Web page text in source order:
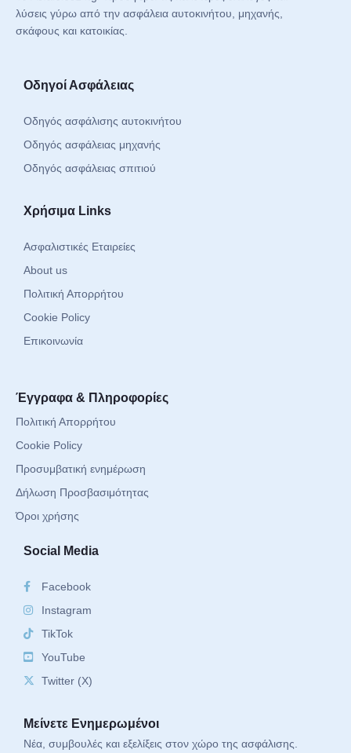
λύσεις γύρω από την ασφάλεια αυτοκινήτου, μηχανής,
σκάφους και κατοικίας.
Οδηγοί Ασφάλειας
Οδηγός ασφάλισης αυτοκινήτου
Οδηγός ασφάλειας μηχανής
Οδηγός ασφάλειας σπιτιού
Χρήσιμα Links
Ασφαλιστικές Εταιρείες
About us
Πολιτική Απορρήτου
Cookie Policy
Επικοινωνία
Έγγραφα & Πληροφορίες
Πολιτική Απορρήτου
Cookie Policy
Προσυμβατική ενημέρωση
Δήλωση Προσβασιμότητας
Όροι χρήσης
Social Media
Facebook
Instagram
TikTok
YouTube
Twitter (X)
Μείνετε Ενημερωμένοι
Νέα, συμβουλές και εξελίξεις στον χώρο της ασφάλισης.